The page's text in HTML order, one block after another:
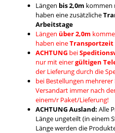
Längen bis 2,0m kommen
haben eine zusätzliche
Arbeitstage
Längen über 2,0m
haben eineTransportzeit
ACHTUNGbei
nur mit einergültigen
der Lieferung durch die
bei Bestellungen
Versandart immer nach
einem/r Paket/Lieferung!
ACHTUNG Ausland: Alle
Länge ungeteilt (in einem
Länge werden die